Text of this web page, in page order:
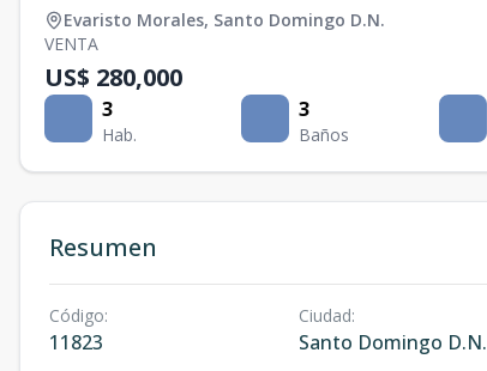
Evaristo Morales, Santo Domingo D.N.
VENTA
US$ 280,000
3
Hab.
3
Baños
Resumen
Código:
11823
Ciudad:
Santo Domingo D.N.